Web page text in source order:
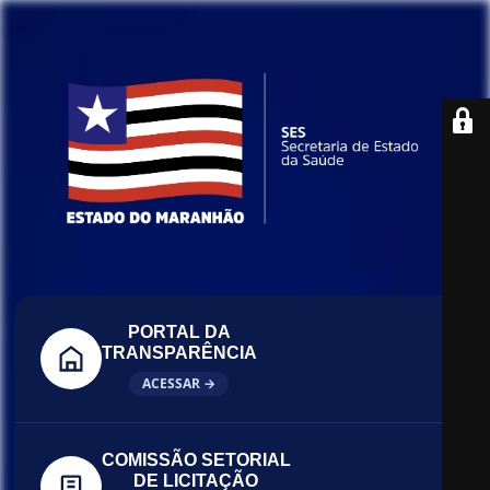
PORTAL DA
TRANSPARÊNCIA
ACESSAR →
COMISSÃO SETORIAL
DE LICITAÇÃO